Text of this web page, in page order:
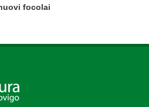
focolai